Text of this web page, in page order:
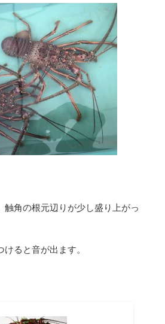
触角の根元辺りが少し盛り上がっ
ると音が出ます。